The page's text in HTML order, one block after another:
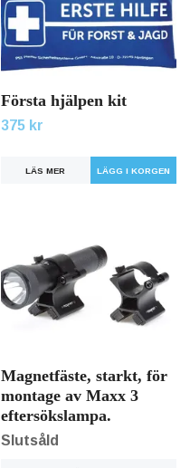
Första hjälpen kit
375 kr
LÄS MER
Magnetfäste, starkt, för
montage av Maxx 3
eftersökslampa.
Slutsåld